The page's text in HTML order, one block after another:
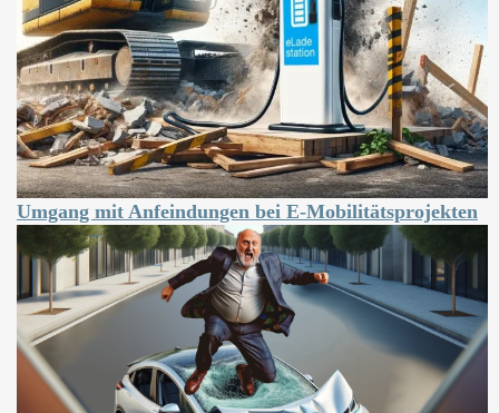
Umgang mit Anfeindungen bei E-Mobilitätsprojekten